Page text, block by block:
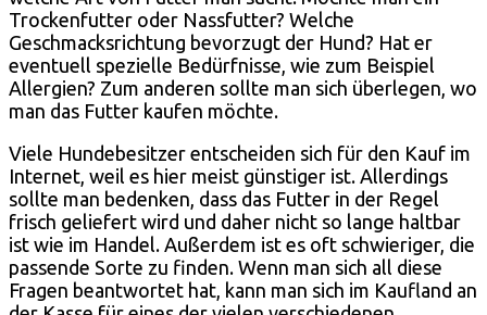
Trockenfutter oder Nassfutter? Welche
Geschmacksrichtung bevorzugt der Hund? Hat er
eventuell spezielle Bedürfnisse, wie zum Beispiel
Allergien? Zum anderen sollte man sich überlegen, wo
man das Futter kaufen möchte.
Viele Hundebesitzer entscheiden sich für den Kauf im
Internet, weil es hier meist günstiger ist. Allerdings
sollte man bedenken, dass das Futter in der Regel
frisch geliefert wird und daher nicht so lange haltbar
ist wie im Handel. Außerdem ist es oft schwieriger, die
passende Sorte zu finden. Wenn man sich all diese
Fragen beantwortet hat, kann man sich im Kaufland an